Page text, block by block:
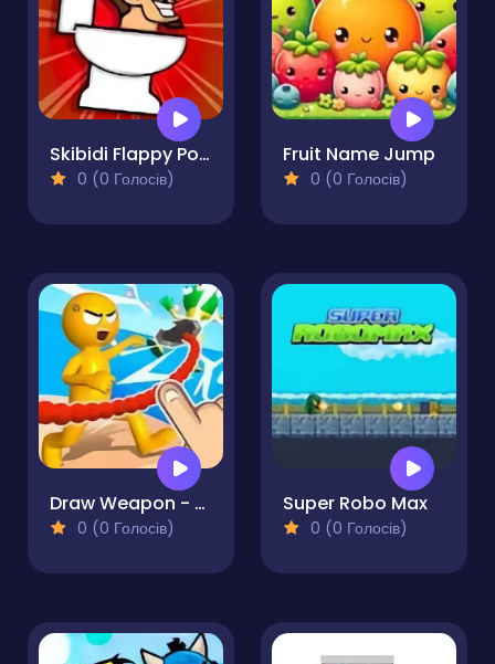
Skibidi Flappy Poppy
0 (0 Голосів)
Fruit Name Jump
0 (0 Голосів)
Draw Weapon - Fight Party
0 (0 Голосів)
Super Robo Max
0 (0 Голосів)